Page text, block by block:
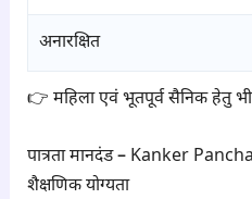
अनारक्षित
👉 महिला एवं भूतपूर्व सैनिक हेतु भी
पात्रता मानदंड – Kanker
शैक्षणिक योग्यता